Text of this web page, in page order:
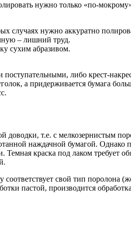
нужно только «по-
случаях нужно аккуратно
– лишний труд.
сухим абразивом.
либо крест-
а придерживается бумага
доводки, т.е. с мелкозернистым
наждачной бумагой.
краска под лаком требует
свой тип поролона
пастой, производится